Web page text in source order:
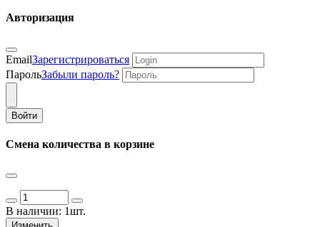
Авторизация
EmailЗарегистрироваться
ПарольЗабыли пароль?
Войти
Смена количества в корзине
В наличии: 1шт.